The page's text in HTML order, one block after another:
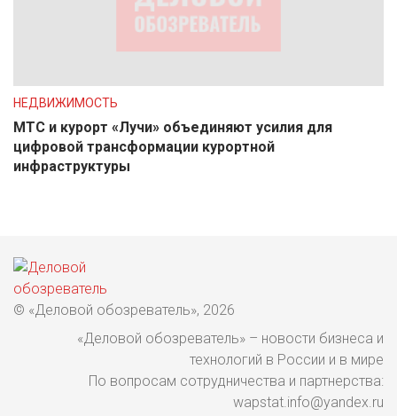
НЕДВИЖИМОСТЬ
МТС и курорт «Лучи» объединяют усилия для
цифровой трансформации курортной
инфраструктуры
© «Деловой обозреватель», 2026
«Деловой обозреватель» – новости бизнеса и
технологий в России и в мире
По вопросам сотрудничества и партнерства:
wapstat.info@yandex.ru